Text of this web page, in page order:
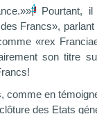
4Pourtant, il
Francs»,
«rex Franci
son titre
comme en
des Etats